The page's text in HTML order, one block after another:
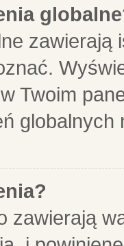
Twoim
zawierają